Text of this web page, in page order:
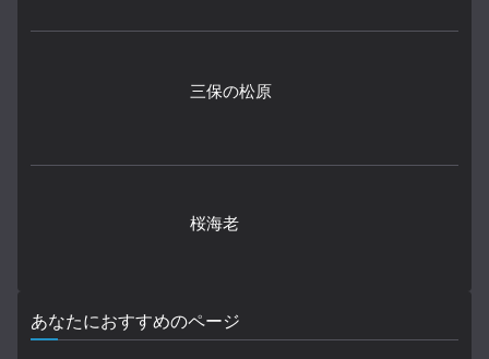
三保の松原
桜海老
あなたにおすすめのページ